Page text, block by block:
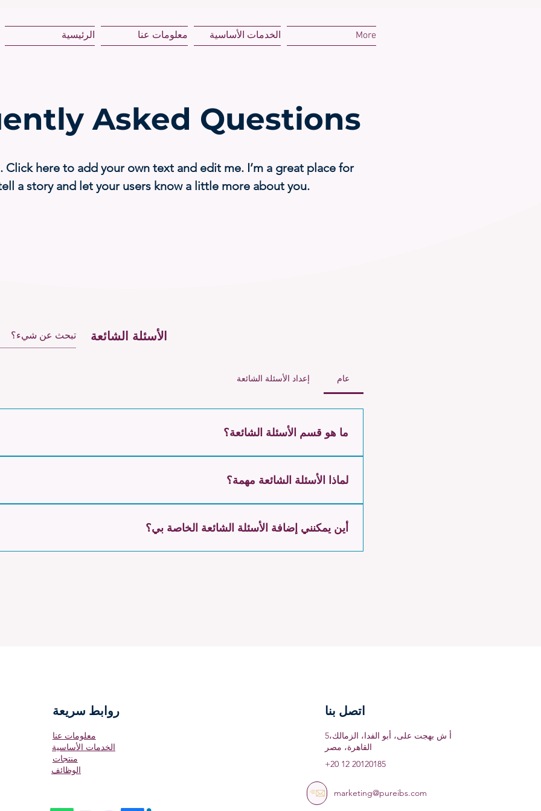
الرئيسية معلومات عنا الخدمات الأساسية More
Asked Questions
Click here to add your own text and edit me. I’m a great place for
a story and let your users know a little more about you.
الأسئلة الشائعة
عام إعداد الأسئلة الشائعة
ما هو قسم الأسئلة الشائعة؟
لماذا الأسئلة الشائعة مهمة؟
أين يمكنني إضافة الأسئلة الشائعة الخاصة بي؟
روابط سريعة
معلومات عنا
منتجات
اتصل بنا
5أ ش بهجت على، أبو الفدا، الزمالك،
القاهرة، مصر
+20 12 20120185
marketing@pureibs.com
الخدمات الأساسية
الوظائف